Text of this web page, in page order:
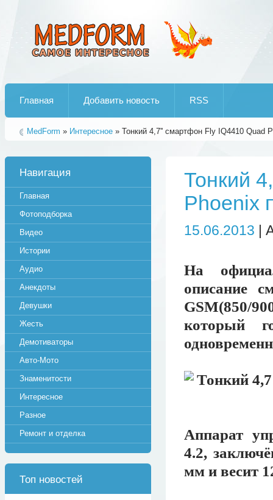
Главная Добавить новость RSS
MedForm » Интересное » Тонкий 4,7'' смартфон Fly IQ4410 Quad
Тонкий
Phoenix
15.06.2013 |
На
описание
GSM(850/
который
Аппарат
4.2,
мм и весит
Навигация
Главная
Фотоподборка
Видео
Истории
Аудио
Анекдоты
Девушки
Жесть
Демотиваторы
Авто-Мото
Знаменитости
Интересное
Разное
Ремонт и отделка
Топ новостей